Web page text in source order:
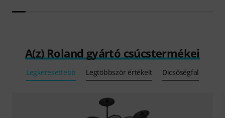
A(z) Roland gyártó csúcstermékei
Legkeresettebb Legtöbbször értékelt Dicsőségfal